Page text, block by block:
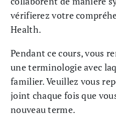
vérifierez votre
Health.
Pendant ce cours, vous
une terminologie avec
familier. Veuillez vous
joint chaque fois que
nouveau terme.